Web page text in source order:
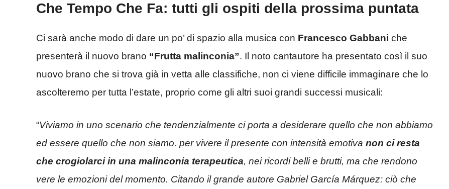
Che Tempo Che Fa: tutti gli ospiti della prossima puntata
Ci sarà anche modo di dare un po’ di spazio alla musica con Francesco Gabbani che
presenterà il nuovo brano “Frutta malinconia”. Il noto cantautore ha presentato così il suo
nuovo brano che si trova già in vetta alle classifiche, non ci viene difficile immaginare che lo
ascolteremo per tutta l’estate, proprio come gli altri suoi grandi successi musicali:
“Viviamo in uno scenario che tendenzialmente ci porta a desiderare quello che non abbiamo
ed essere quello che non siamo. per vivere il presente con intensità emotiva non ci resta
che crogiolarci in una malinconia terapeutica, nei ricordi belli e brutti, ma che rendono
vere le emozioni del momento. Citando il grande autore Gabriel García Márquez: ciò che